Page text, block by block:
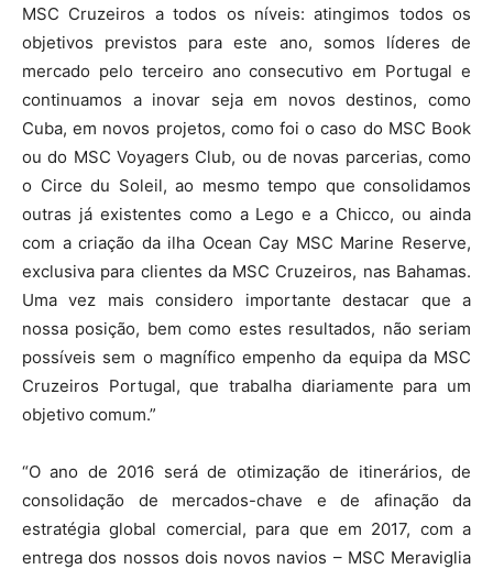
MSC Cruzeiros a todos os níveis: atingimos todos os
objetivos previstos para este ano, somos líderes de
mercado pelo terceiro ano consecutivo em Portugal e
continuamos a inovar seja em novos destinos, como
Cuba, em novos projetos, como foi o caso do MSC Book
ou do MSC Voyagers Club, ou de novas parcerias, como
o Circe du Soleil, ao mesmo tempo que consolidamos
outras já existentes como a Lego e a Chicco, ou ainda
com a criação da ilha Ocean Cay MSC Marine Reserve,
exclusiva para clientes da MSC Cruzeiros, nas Bahamas.
Uma vez mais considero importante destacar que a
nossa posição, bem como estes resultados, não seriam
possíveis sem o magnífico empenho da equipa da MSC
Cruzeiros Portugal, que trabalha diariamente para um
objetivo comum.”
“O ano de 2016 será de otimização de itinerários, de
consolidação de mercados-chave e de afinação da
estratégia global comercial, para que em 2017, com a
entrega dos nossos dois novos navios – MSC Meraviglia